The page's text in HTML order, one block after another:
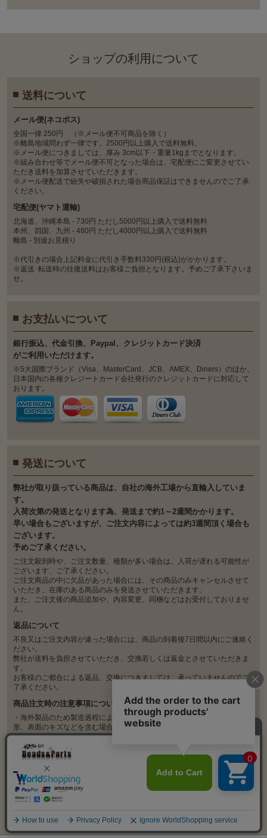
ショップの利⽤について
送料について
メール便(ネコポス)
全国一律 250円 （※メール便不可商品を除く）
※離島地域問わず一律です。2500円以上購入で送料無料。
※メール便につきましては、厚み 3cm以下・重量1kgまでとなります。
※組み合わせ等でメール便不可となった場合は、宅配便にご変更させてい
ただき送料を加算させていただきます。
※メール便配送で紛失や破損された場合商品保証はできませんのでご了承
ください。
宅配便(ヤマト運輸)
北海道、沖縄本島 - 730円 ただし5000円以上購入で送料無料
本州、四国、九州 - 480円 ただし4000円以上購入で送料無料
離島 - 別途お見積り
※代引きの場合上記料金に代引き手数料330円(税込)がかかります。
※返送･転送時の往復送料はお客様ご負担となります。予めご了承下さいま
せ。
お支払いについて
銀⾏振込、代⾦引換、Paypal、クレジットカード決済
がご利⽤いただけます。
※5大国際ブランド（Visa、MasterCard、JCB、AMEX、Diners）のほか、
日本国内の各種クレジートカード会社発行のクレジットカードに対応して
おります。
発送について
弊社が取り扱っている商品は、自社の海外工場から直輸入していま
す。
入荷次第の発送となります為、発送まで約1～2週間かかります。
早い場合もございますが、ご注文内容によっては約3週間頂く場合も
ございます。
予めご了承ください。
ご注文殺到時や、ご注文数量、種類が多い場合は、入荷が遅れる可能性が
ございます、ご了承ください。
ご注文商品の中に欠品があった場合には、その商品のみキャンセルさせて
いただき、在庫のある商品のみを発送させていただきます。
また、ご注文後の商品追加や、内容変更、同梱などはお受付しておりませ
ん。
返品について
不良又はご注文内容が違った場合には、商品の到着後7日間以内にご連絡く
ださい。
弊社が送料を負担させていただき、交換若しくは返金とさせていただきま
す。
お客様のご都合による返品、交換につきましては、承っていませんのでご
了承ください。
商品注文時の注意事項について
・海外製品のため製造過程により、塗装の剥がれ、多少の変色、汚れ、変
形、表面のキズなどを含む場合があります。ご理解の上、ご購入くださ
い。
・製造ロットにより、品質、サイズ、色味の違い、歪み、ほつれや折れジ
ワなど生じる場合がございます。
・不良がひどい場合は対応しておりますので、商品到着から7日以内にお問
い合わせください。
・不良の判断が難しい場合も、遠慮なくお問い合わせください。随時確認
いたします。